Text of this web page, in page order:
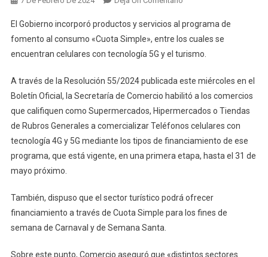
Simple»:
Cuáles
Son
Nuevos
Productos
Y
Servicios
Incluidos
En
El Gobierno incorporó productos y servicios al programa de
fomento al consumo «Cuota Simple», entre los cuales se
encuentran celulares con tecnología 5G y el turismo.
A través de la Resolución 55/2024 publicada este miércoles en el
Boletín Oficial, la Secretaría de Comercio habilitó a los comercios
que califiquen como Supermercados, Hipermercados o Tiendas
de Rubros Generales a comercializar Teléfonos celulares con
tecnología 4G y 5G mediante los tipos de financiamiento de ese
programa, que está vigente, en una primera etapa, hasta el 31 de
mayo próximo.
También, dispuso que el sector turístico podrá ofrecer
financiamiento a través de Cuota Simple para los fines de
semana de Carnaval y de Semana Santa.
Sobre este punto, Comercio aseguró que «distintos sectores